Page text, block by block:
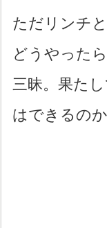
ただリンチ
どうやった
三昧。果た
はできるのか